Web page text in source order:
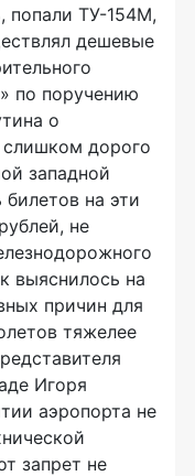
попали ТУ-154М,
дешевые
по поручению
о
дорого
западной
на эти
не
выяснилось на
причин для
тяжелее
Игоря
аэропорта не
запрет не